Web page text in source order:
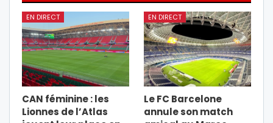
EN DIRECT
CAN féminine : les
Lionnes de l’Atlas
EN DIRECT
Le FC Barcelone
annule son match